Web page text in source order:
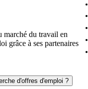
marché du travail en
grâce à ses partenaires
d'offres d'emploi ?